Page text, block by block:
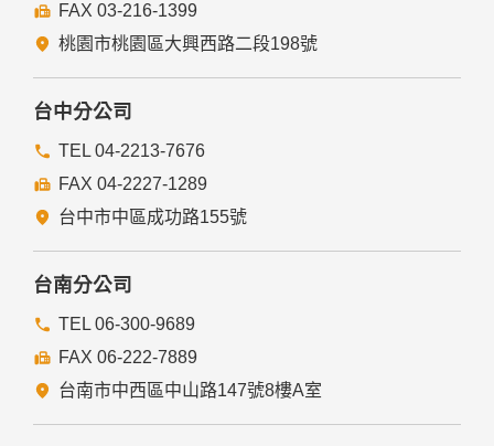
經由您書面同意。
法律明文規定。
與公務機關或學術研究機構合作，基於公共利益為統計或學術
研究而有必要，且資料經過提供者處理或蒐集者依其揭露方式
無從識別特定之當事人。
當您在網站的行為，違反服務條款或可能損害或妨礙網站與其
揭露您的個人資料是為了辨識、聯絡或採取法律行動所必要
者。
本網站委託廠商協助蒐集、處理或利用您的個人資料時，將對
委外廠商或個人善盡監督管理之責。
六、Cookie之使用
為了提供您最佳的服務，本網站會在您的電腦中放置並取用我
們的Cookie，若您不願接受Cookie的寫入，您可在您使用的
瀏覽器功能項中設定隱私權等級為高，即可拒絕Cookie的寫
FAX 03-216-1399
桃園市桃園區大興西路二段198號
台中分公司
TEL 04-2213-7676
FAX 04-2227-1289
台中市中區成功路155號
台南分公司
TEL 06-300-9689
FAX 06-222-7889
台南市中西區中山路147號8樓A室